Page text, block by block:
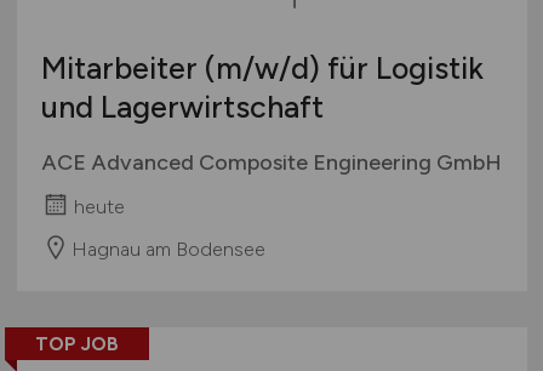
Mitarbeiter (m/w/d) für Logistik
und Lagerwirtschaft
ACE Advanced Composite Engineering GmbH
heute
Hagnau am Bodensee
TOP JOB